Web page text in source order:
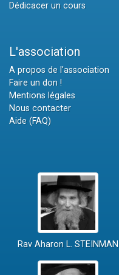
Dédicacer un cours
L'association
A propos de l'association
Faire un don !
Mentions légales
Nous contacter
Aide (FAQ)
Rav Aharon L. STEINMAN